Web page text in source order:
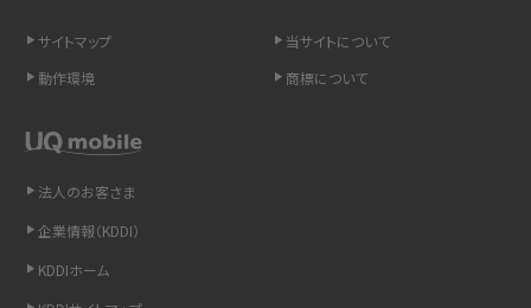
LINEの通知がこない時の原因と対処法9選！設定の確認手順も解説
非通知設定とは？184で電話をかける方法やiPhone・Androidの設定を解説
iCloudの使用容量を減らす9つの方法！使用状況の確認手順も紹介
サイトマップ
当サイトについて
動作環境
商標について
法人のお客さま
企業情報（KDDI）
KDDIホーム